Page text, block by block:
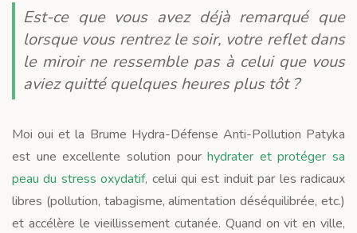
Est-ce que vous avez déjà remarqué que
lorsque vous rentrez le soir, votre reflet dans
le miroir ne ressemble pas à celui que vous
aviez quitté quelques heures plus tôt ?
Moi oui et la Brume Hydra-Défense Anti-Pollution Patyka
est une excellente solution pourhydrater et protéger sa
peau du stress oxydatif, celui qui est induit par les radicaux
libres (pollution, tabagisme, alimentation déséquilibrée, etc.)
et accélère le vieillissement cutanée. Quand on vit en ville,